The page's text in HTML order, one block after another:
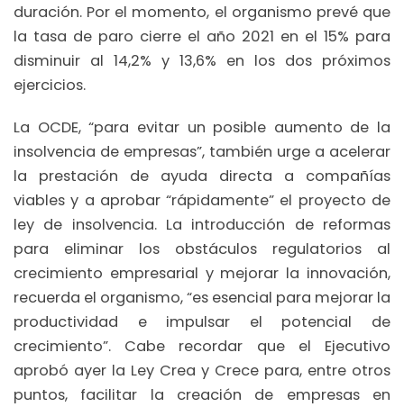
duración. Por el momento, el organismo prevé que
la tasa de paro cierre el año 2021 en el 15% para
disminuir al 14,2% y 13,6% en los dos próximos
ejercicios.
La OCDE, “para evitar un posible aumento de la
insolvencia de empresas”, también urge a acelerar
la prestación de ayuda directa a compañías
viables y a aprobar “rápidamente” el proyecto de
ley de insolvencia. La introducción de reformas
para eliminar los obstáculos regulatorios al
crecimiento empresarial y mejorar la innovación,
recuerda el organismo, “es esencial para mejorar la
productividad e impulsar el potencial de
crecimiento”. Cabe recordar que el Ejecutivo
aprobó ayer la Ley Crea y Crece para, entre otros
puntos, facilitar la creación de empresas en